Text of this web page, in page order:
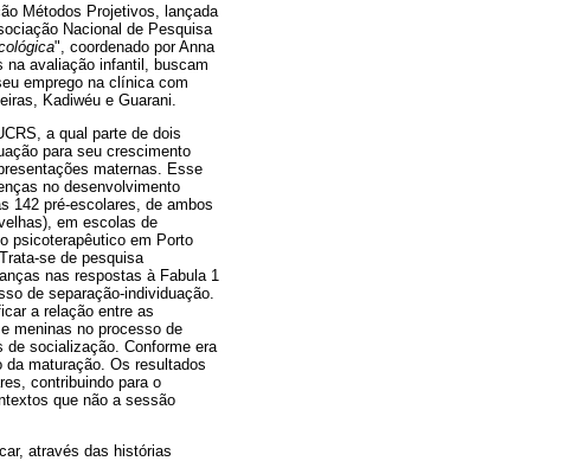
Métodos Projetivos, lançada
Nacional de Pesquisa
", coordenado por Anna
na avaliação infantil, buscam
emprego na clínica com
Kadiwéu e Guarani.
a qual parte de dois
para seu crescimento
maternas. Esse
no desenvolvimento
142 pré-escolares, de ambos
em escolas de
psicoterapêutico em Porto
se de pesquisa
nas respostas à Fabula 1
de separação-individuação.
a relação entre as
meninas no processo de
de socialização. Conforme era
maturação. Os resultados
contribuindo para o
que não a sessão
através das histórias